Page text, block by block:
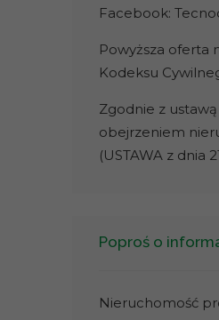
Facebook:
Powyższa oferta
Kodeksu
Zgodnie z
obejrzeniem
(USTAWA z dnia
Poproś o
Nieruchomość